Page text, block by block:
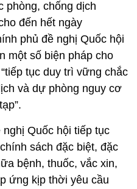
phòng, chống dịch
đến hết ngày
phủ đề nghị Quốc hội
một số biện pháp cho
tục duy trì vững chắc
và dự phòng nguy cơ
Quốc hội tiếp tục
sách đặc biệt, đặc
bệnh, thuốc, vắc xin,
ứng kịp thời yêu cầu